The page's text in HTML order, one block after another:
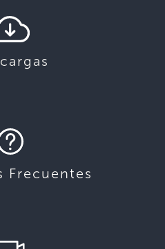
Frecuentes